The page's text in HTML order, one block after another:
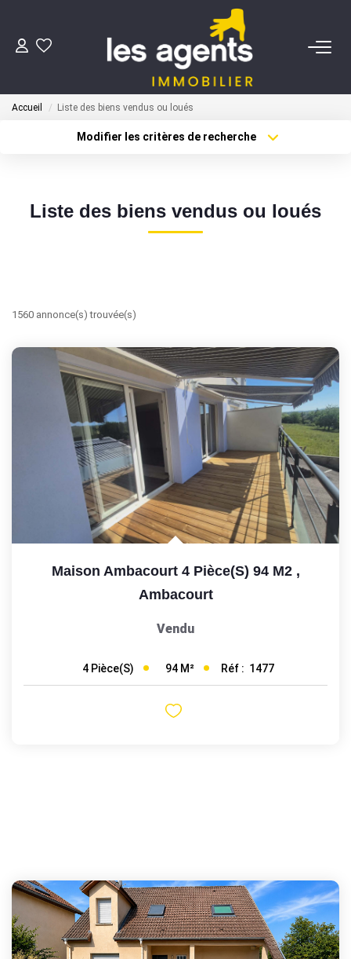
ACHETER
CONTACT
Accueil Liste des biens vendus ou loués
Modifier les critères de recherche
Budget max Plus de critères
Liste des biens vendus ou loués
1560 annonce(s) trouvée(s)
Maison Ambacourt 4 Pièce(s) 94 M2 ,
Ambacourt
Vendu
4 Pièce(s) 94 M² Réf : 1477